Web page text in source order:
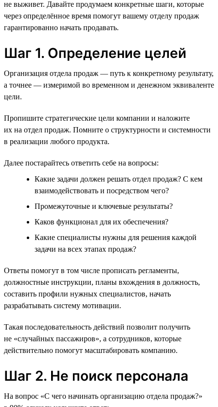
не выживет. Давайте продумаем конкретные шаги, которые
через определённое время помогут вашему отделу продаж
гарантированно начать продавать.
Шаг 1. Определение целей
Организация отдела продаж — путь к конкретному результату,
а точнее — измеримой во временном и денежном эквиваленте
цели.
Пропишите стратегические цели компании и наложите
их на отдел продаж. Помните о структурности и системности
в реализации любого продукта.
Далее постарайтесь ответить себе на вопросы:
Какие задачи должен решать отдел продаж? С кем
взаимодействовать и посредством чего?
Промежуточные и ключевые результаты?
Каков функционал для их обеспечения?
Какие специалисты нужны для решения каждой
задачи на всех этапах продаж?
Ответы помогут в том числе прописать регламенты,
должностные инструкции, планы вхождения в должность,
составить профили нужных специалистов, начать
разрабатывать систему мотивации.
Такая последовательность действий позволит получить
не «случайных пассажиров», а сотрудников, которые
действительно помогут масштабировать компанию.
Шаг 2. Не поиск персонала
На вопрос «С чего начинать организацию отдела продаж?»